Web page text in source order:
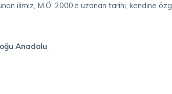
ilimiz, M.Ö. 2000’e uzanan tarihi, kendine
Anadolu